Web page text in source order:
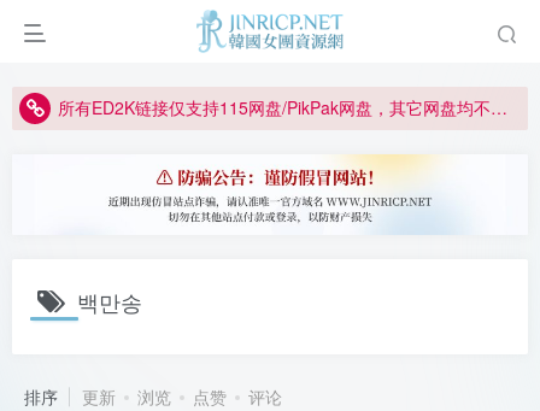
正版声明: 警惕盗版网站冒充 Jinricp.net [20260605更新]
所有ED2K链接仅支持115网盘/PikPak网盘，其它网盘均不支持
关于 PikPak 下播放视频呈现 “一条线” 的问题报告
如何获得 Jinricp.net 网站邀请码
正版声明: 警惕盗版网站冒充 Jinricp.net [20260605更新]
백만송
排序 更新 浏览 点赞 评论